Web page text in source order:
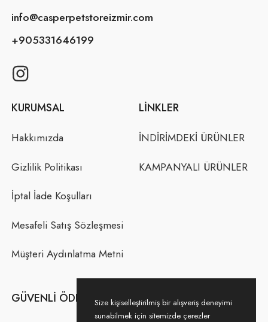
info@casperpetstoreizmir.com
+905331646199
KURUMSAL
Hakkımızda
Gizlilik Politikası
İptal İade Koşulları
Mesafeli Satış Sözleşmesi
Müşteri Aydınlatma Metni
LINKLER
İNDİRİMDEKİ ÜRÜNLER
KAMPANYALI ÜRÜNLER
GÜVENLI ÖDEMESize kişiselleştirilmiş bir alışveriş deneyimi
sunabilmek için sitemizde çerezler